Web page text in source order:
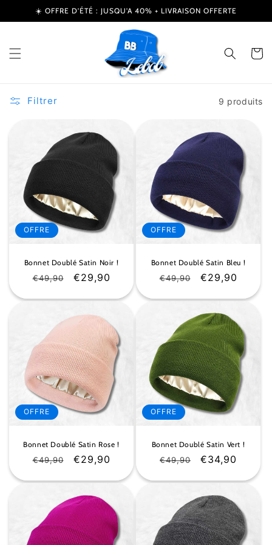
passer
au
☀️ OFFRE D’ÉTÉ : JUSQU'A 40% + LIVRAISON OFFERTE
Panier
Filtrer 9 produits
OFFRE
Bonnet Doublé Satin Noir !
Prix
€49,90
Prix
€29,90
OFFRE
Bonnet Doublé Satin Bleu !
Prix
€49,90
Prix
€29,90
OFFRE
Bonnet Doublé Satin Rose !
Prix
€49,90
Prix
€29,90
OFFRE
Bonnet Doublé Satin Vert !
Prix
€49,90
Prix
€34,90